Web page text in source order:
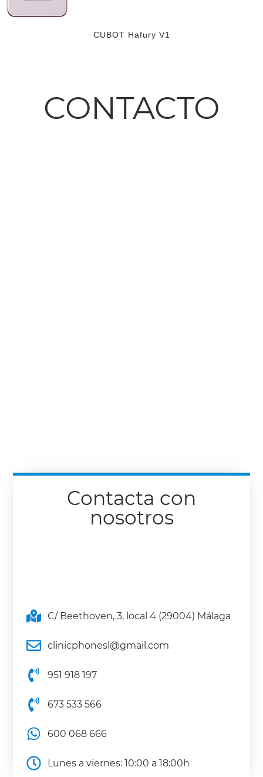
CUBOT Hafury V1
CONTACTO
Contacta con
nosotros
C/ Beethoven, 3, local 4 (29004) Málaga
clinicphonesl@gmail.com
951 918 197
673 533 566
600 068 666
Lunes a viernes: 10:00 a 18:00h